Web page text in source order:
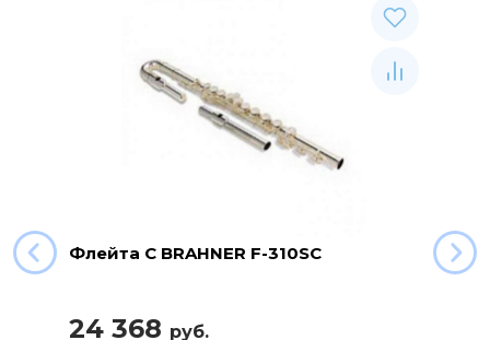
Флейта C BRAHNER F-310SC
24 368 руб.